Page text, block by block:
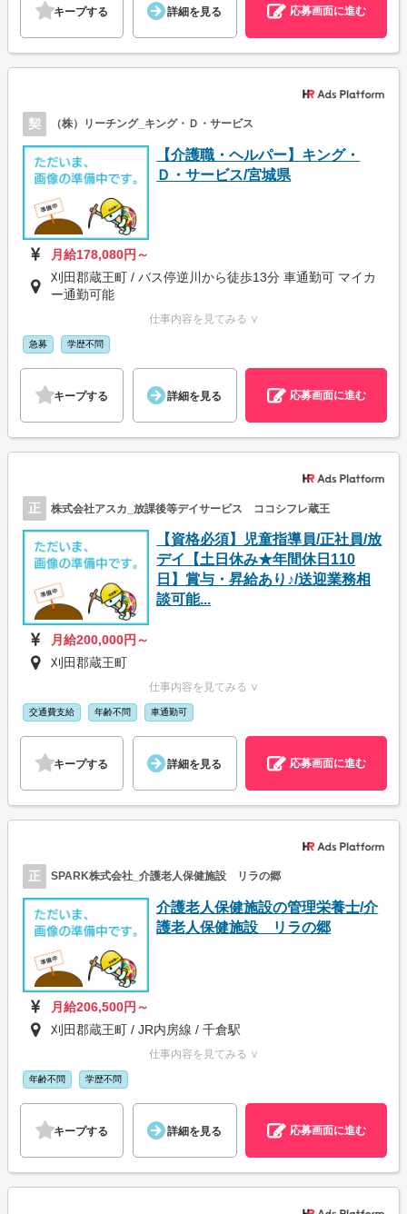
キープする 詳細を見る 応募画面に進む
契 （株）リーチング_キング・Ｄ・サービス
【介護職・ヘルパー】キング・
Ｄ・サービス/宮城県
月給178,080円～
刈田郡蔵王町 / バス停逆川から徒歩13分 車通勤可 マイカ
ー通勤可能
仕事内容を見てみる ∨
急募 学歴不問
キープする 詳細を見る 応募画面に進む
正 株式会社アスカ_放課後等デイサービス ココシフレ蔵王
【資格必須】児童指導員/正社員/放
デイ【土日休み★年間休日110
日】賞与・昇給あり♪/送迎業務相
談可能...
月給200,000円～
刈田郡蔵王町
仕事内容を見てみる ∨
交通費支給 年齢不問 車通勤可
キープする 詳細を見る 応募画面に進む
正 SPARK株式会社_介護老人保健施設 リラの郷
介護老人保健施設の管理栄養士/介
護老人保健施設 リラの郷
月給206,500円～
刈田郡蔵王町 / JR内房線 / 千倉駅
仕事内容を見てみる ∨
年齢不問 学歴不問
キープする 詳細を見る 応募画面に進む